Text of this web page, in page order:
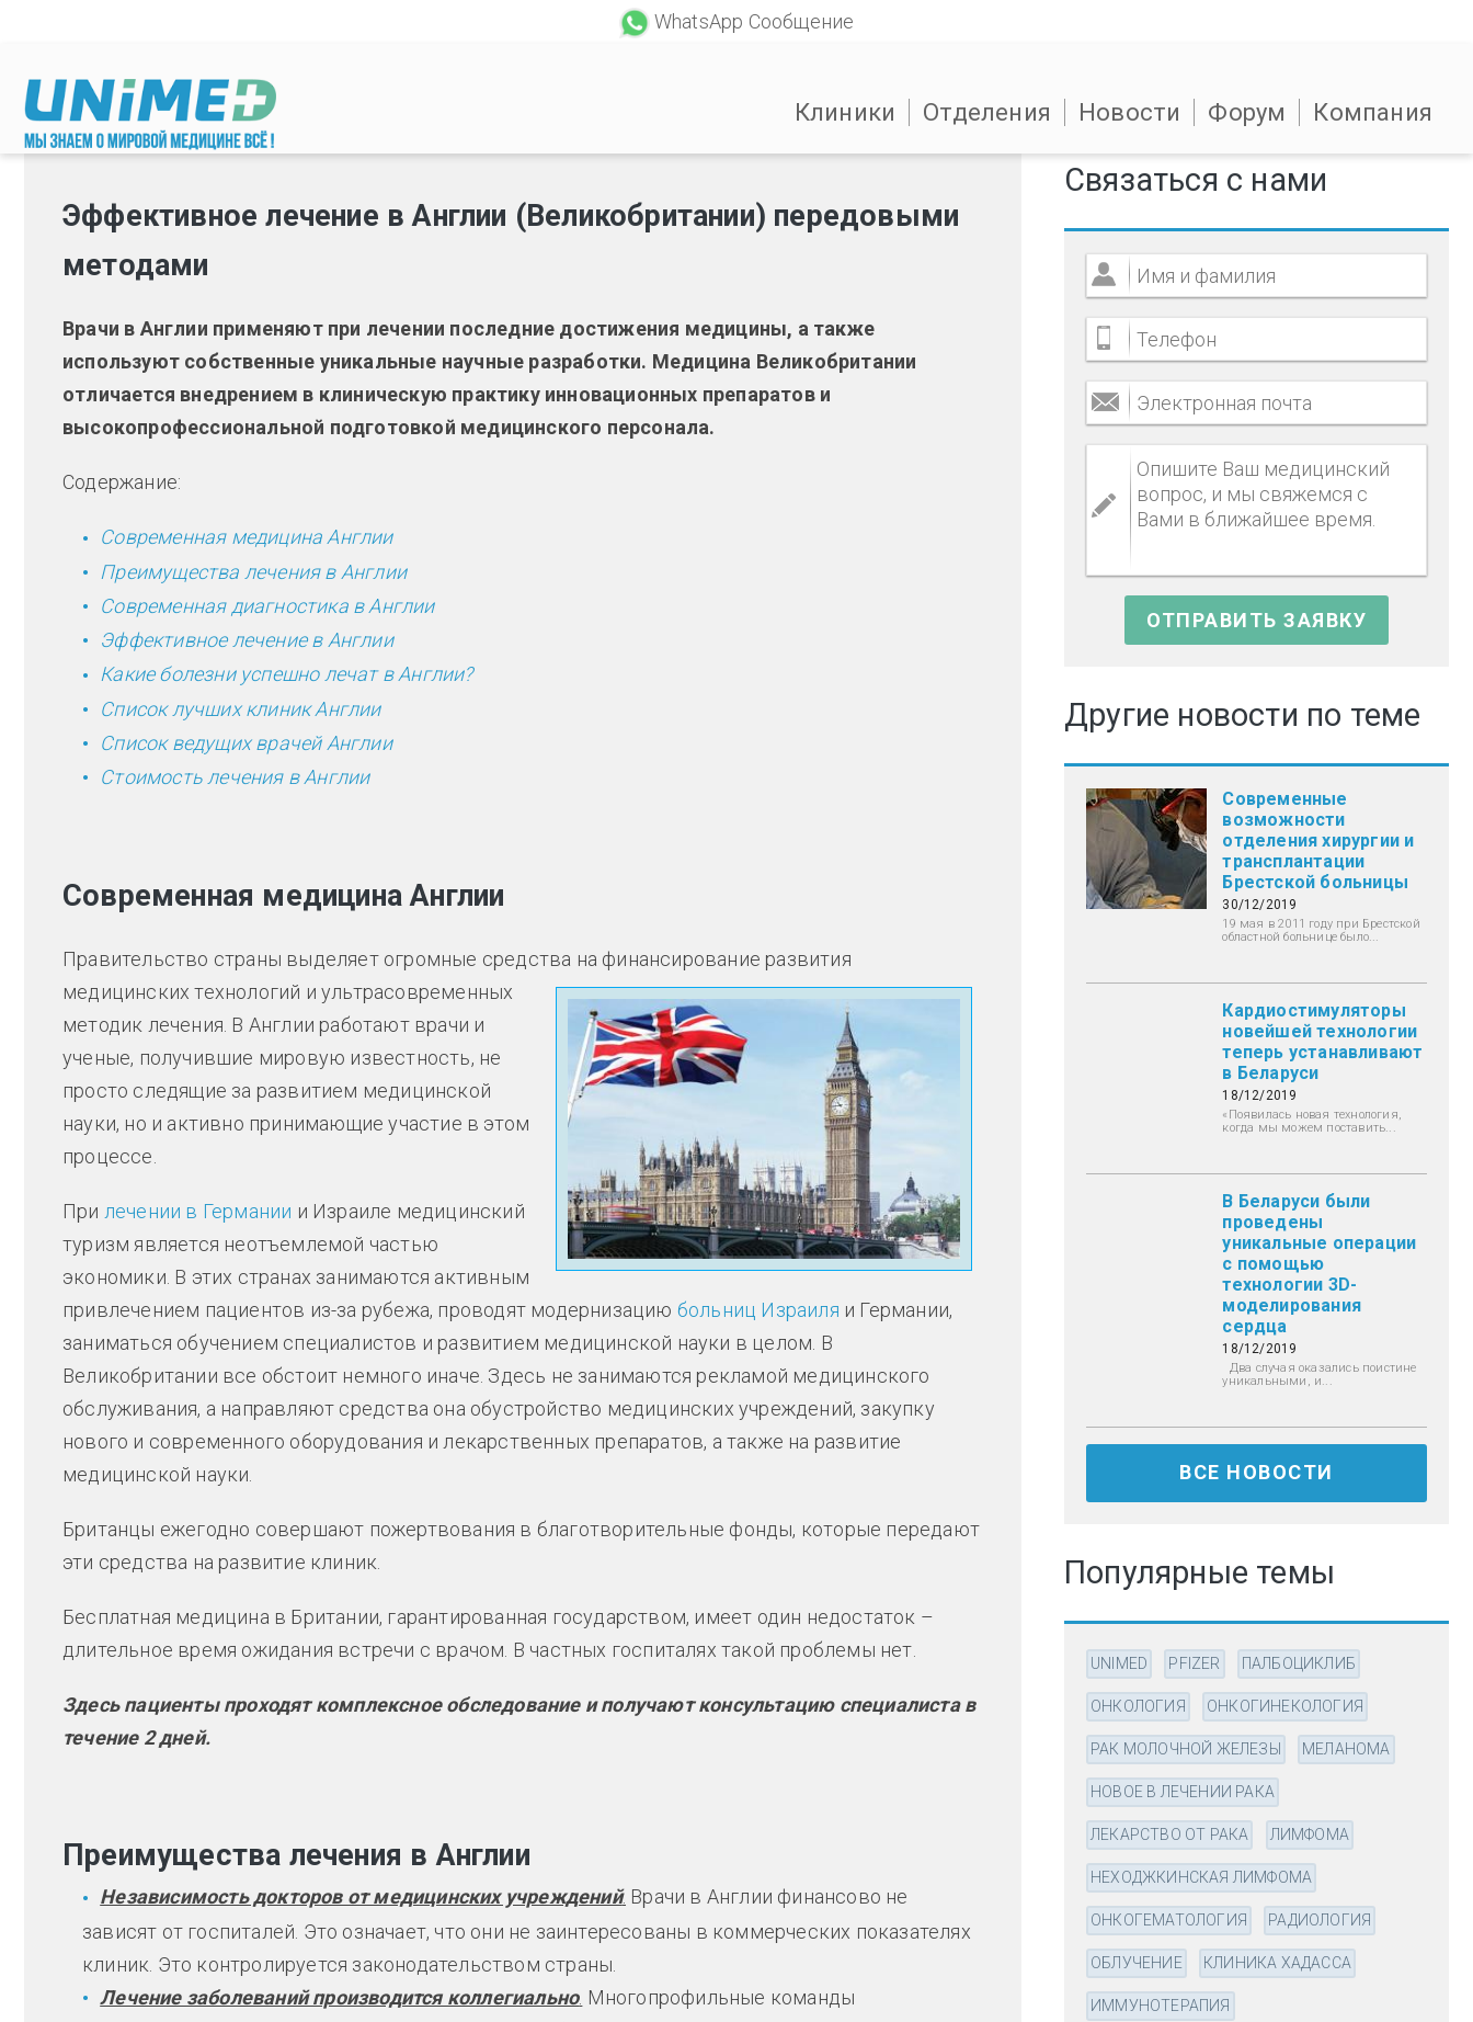
WhatsApp Сообщение
Клиники Отделения Новости Форум Компания
Эффективное лечение в Англии (Великобритании) передовыми
методами
Врачи в Англии применяют при лечении последние достижения медицины, а также
используют собственные уникальные научные разработки. Медицина Великобритании
отличается внедрением в клиническую практику инновационных препаратов и
высокопрофессиональной подготовкой медицинского персонала.
Содержание:
Современная медицина Англии
Преимущества лечения в Англии
Современная диагностика в Англии
Эффективное лечение в Англии
Какие болезни успешно лечат в Англии?
Список лучших клиник Англии
Список ведущих врачей Англии
Стоимость лечения в Англии
Современная медицина Англии
Правительство страны выделяет огромные средства на финансирование развития
медицинских технологий и ультрасовременных
методик лечения. В Англии работают врачи и
ученые, получившие мировую известность, не
просто следящие за развитием медицинской
науки, но и активно принимающие участие в этом
процессе.
При лечении в Германии и Израиле медицинский
туризм является неотъемлемой частью
экономики. В этих странах занимаются активным
привлечением пациентов из-за рубежа, проводят модернизацию больниц Израиля и Германии,
заниматься обучением специалистов и развитием медицинской науки в целом. В
Великобритании все обстоит немного иначе. Здесь не занимаются рекламой медицинского
обслуживания, а направляют средства она обустройство медицинских учреждений, закупку
нового и современного оборудования и лекарственных препаратов, а также на развитие
медицинской науки.
Британцы ежегодно совершают пожертвования в благотворительные фонды, которые передают
эти средства на развитие клиник.
Бесплатная медицина в Британии, гарантированная государством, имеет один недостаток –
длительное время ожидания встречи с врачом. В частных госпиталях такой проблемы нет.
Здесь пациенты проходят комплексное обследование и получают консультацию специалиста в
течение 2 дней.
Преимущества лечения в Англии
Независимость докторов от медицинских учреждений. Врачи в Англии финансово не
зависят от госпиталей. Это означает, что они не заинтересованы в коммерческих показателях
клиник. Это контролируется законодательством страны.
Лечение заболеваний производится коллегиально. Многопрофильные команды
Связаться с нами
Другие новости по теме
Современные
возможности
отделения хирургии и
трансплантации
Брестской больницы
30/12/2019
19 мая в 2011 году при Брестской
областной больнице было...
Кардиостимуляторы
новейшей технологии
теперь устанавливают
в Беларуси
18/12/2019
«Появилась новая технология,
когда мы можем поставить...
В Беларуси были
проведены
уникальные операции
с помощью
технологии 3D-
моделирования
сердца
18/12/2019
Два случая оказались поистине
уникальными, и...
ВСЕ НОВОСТИ
Популярные темы
UNIMED PFIZER ПАЛБОЦИКЛИБ
ОНКОЛОГИЯ ОНКОГИНЕКОЛОГИЯ
РАК МОЛОЧНОЙ ЖЕЛЕЗЫ МЕЛАНОМА
НОВОЕ В ЛЕЧЕНИИ РАКА
ЛЕКАРСТВО ОТ РАКА ЛИМФОМА
НЕХОДЖКИНСКАЯ ЛИМФОМА
ОНКОГЕМАТОЛОГИЯ РАДИОЛОГИЯ
ОБЛУЧЕНИЕ КЛИНИКА ХАДАССА
ИММУНОТЕРАПИЯ